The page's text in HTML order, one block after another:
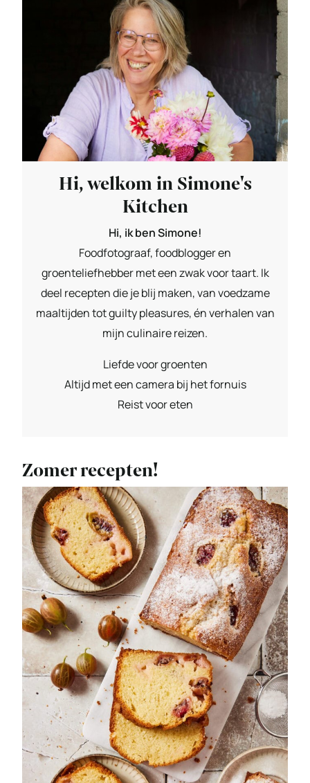
Hi, welkom in Simone's
Kitchen
Hi, ik ben Simone!
Foodfotograaf, foodblogger en
groenteliefhebber met een zwak voor taart. Ik
deel recepten die je blij maken, van voedzame
maaltijden tot guilty pleasures, én verhalen van
mijn culinaire reizen.
Liefde voor groenten
Altijd met een camera bij het fornuis
Reist voor eten
Zomer recepten!